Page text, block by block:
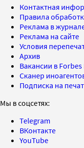
Контактная
Правила
Реклама в
Реклама на сайте
Условия
Архив
Вакансии в Forbes
Сканер
Подписка на
Мы в соцсетях:
Telegram
ВКонтакте
YouTube